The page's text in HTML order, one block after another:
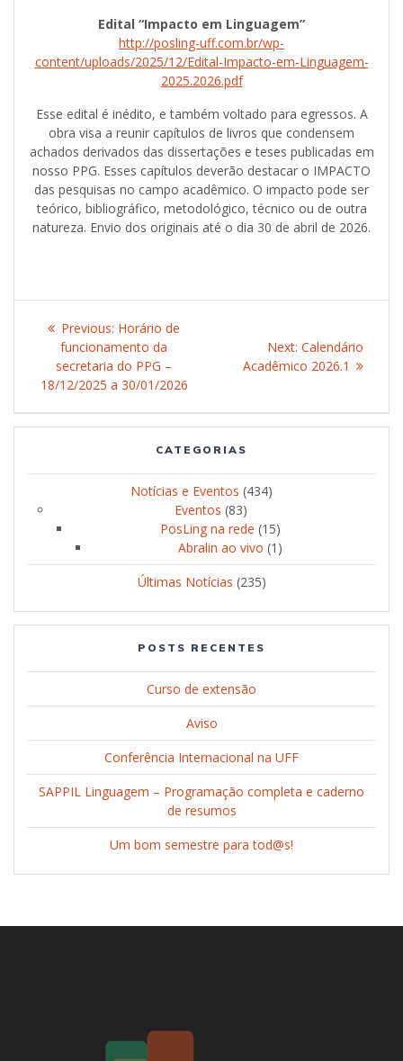
Edital “Impacto em Linguagem”
http://posling-uff.com.br/wp-
content/uploads/2025/12/Edital-Impacto-em-Linguagem-
2025.2026.pdf
Esse edital é inédito, e também voltado para egressos. A
obra visa a reunir capítulos de livros que condensem
achados derivados das dissertações e teses publicadas em
nosso PPG. Esses capítulos deverão destacar o IMPACTO
das pesquisas no campo acadêmico. O impacto pode ser
teórico, bibliográfico, metodológico, técnico ou de outra
natureza. Envio dos originais até o dia 30 de abril de 2026.
Post
navigation
Previous: Previous
post:
Horário de
funcionamento da
secretaria do PPG –
18/12/2025 a 30/01/2026
Next: Next
post:
Calendário
Acadêmico 2026.1
CATEGORIAS
Notícias e Eventos (434)
Eventos (83)
PosLing na rede (15)
Abralin ao vivo (1)
Últimas Notícias (235)
POSTS RECENTES
Curso de extensão
Aviso
Conferência Internacional na UFF
SAPPIL Linguagem – Programação completa e caderno
de resumos
Um bom semestre para tod@s!